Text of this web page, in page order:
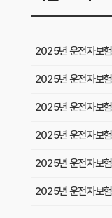
2025년 운전자보
2025년 운전자보
2025년 운전자보
2025년 운전자보
2025년 운전자보
2025년 운전자보험